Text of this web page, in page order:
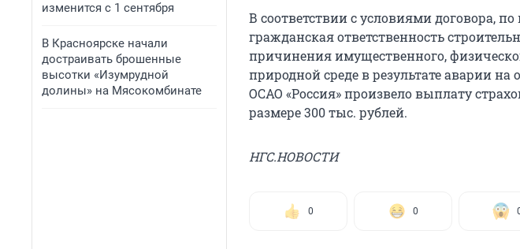
изменится с 1 сентября
В Красноярске начали
достраивать брошенные
высотки «Изумрудной
долины» на Мясокомбинате
В соответствии с условиями договора,
гражданская ответственность
причинения имущественного,
природной среде в результате аварии
ОСАО «Россия» произвело выплату
размере 300 тыс. рублей.
НГС.НОВОСТИ
0 0